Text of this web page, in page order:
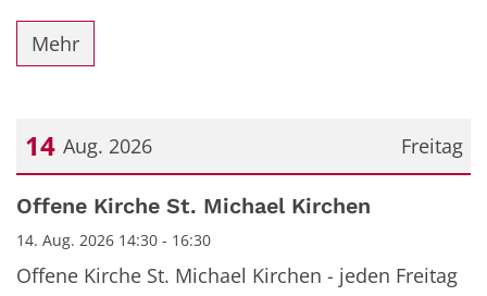
Mehr
Freitag
14 Aug. 2026
Datum: 14. August 2026
Offene Kirche St. Michael Kirchen
14. Aug. 2026 14:30 - 16:30
Offene Kirche St. Michael Kirchen - jeden Freitag